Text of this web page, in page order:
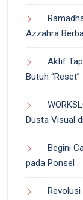
Azzahra
Aktif
Butuh “Reset”
Dusta Visual
Begini
pada Ponsel